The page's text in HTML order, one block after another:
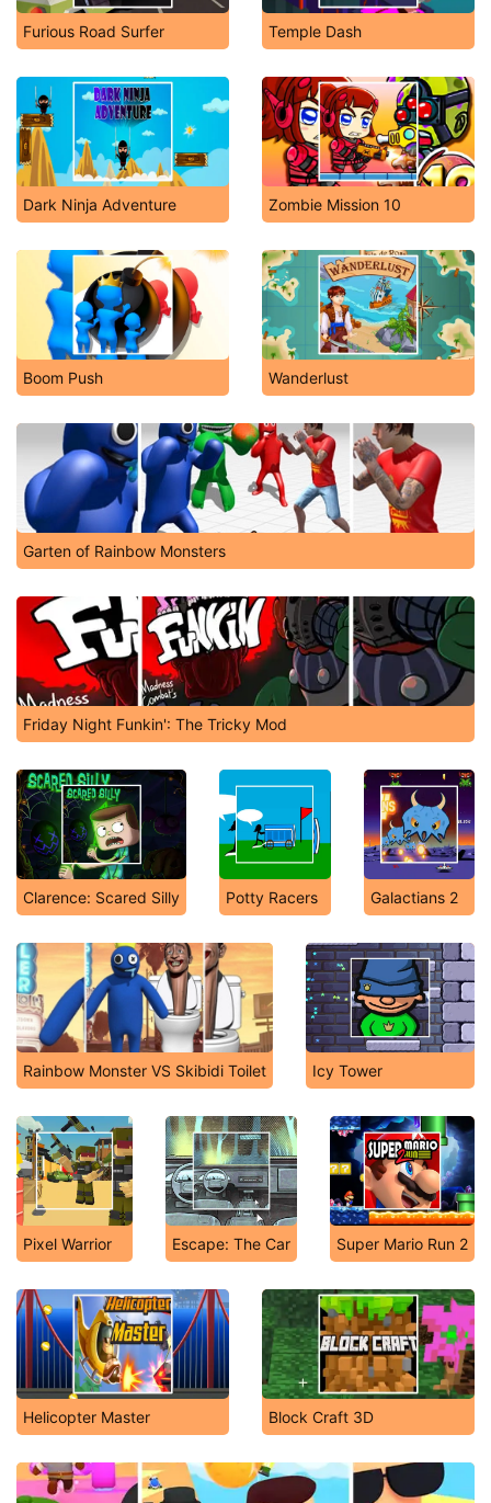
Furious Road Surfer Temple Dash
Dark Ninja Adventure Zombie Mission 10
Boom Push Wanderlust
Garten of Rainbow Monsters
Friday Night Funkin': The Tricky Mod
Clarence: Scared Silly Potty Racers Galactians 2
Rainbow Monster VS Skibidi Toilet Icy Tower
Pixel Warrior Escape: The Car Super Mario Run 2
Helicopter Master Block Craft 3D